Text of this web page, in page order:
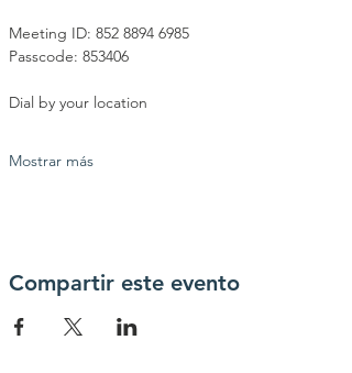
Meeting ID: 852 8894 6985
Passcode: 853406
Dial by your location
Mostrar más
Compartir este evento